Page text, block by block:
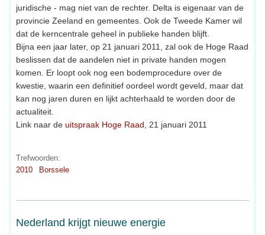
juridische - mag niet van de rechter. Delta is eigenaar van de
provincie Zeeland en gemeentes. Ook de Tweede Kamer wil
dat de kerncentrale geheel in publieke handen blijft.
Bijna een jaar later, op 21 januari 2011, zal ook de Hoge Raad
beslissen dat de aandelen niet in private handen mogen
komen. Er loopt ook nog een bodemprocedure over de
kwestie, waarin een definitief oordeel wordt geveld, maar dat
kan nog jaren duren en lijkt achterhaald te worden door de
actualiteit.
Link naar de uitspraak Hoge Raad , 21 januari 2011
Trefwoorden:
2010
Borssele
Nederland krijgt nieuwe energie